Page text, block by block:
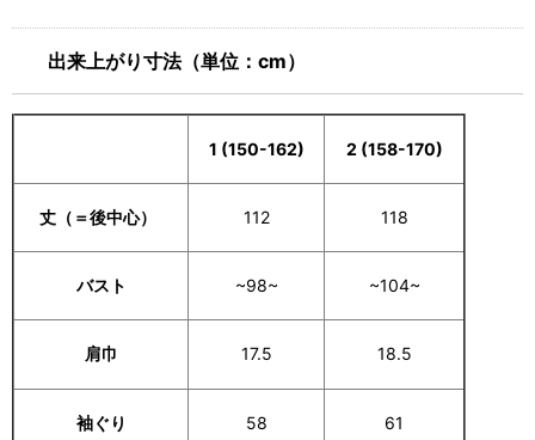
出来上がり寸法（単位：cm）
1 (150-162) 2 (158-170)
丈（＝後中心） 112 118
バスト ~98~ ~104~
肩巾 17.5 18.5
袖ぐり 58 61